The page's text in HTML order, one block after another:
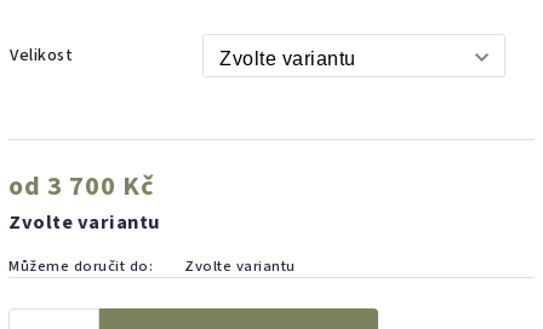
Velikost
od 3 700 Kč
Zvolte variantu
Můžeme doručit do: Zvolte variantu